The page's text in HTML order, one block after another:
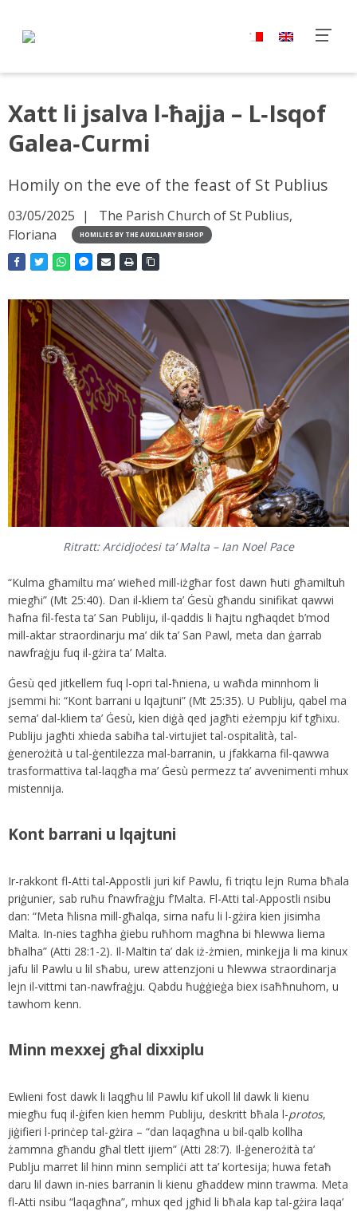
Xatt li jsalva l-ħajja – L‑Isqof
Galea‑Curmi
Homily on the eve of the feast of St Publius
03/05/2025
The Parish Church of St Publius,
Floriana
HOMILIES BY THE AUXILIARY BISHOP
Ritratt: Arċidjoċesi ta’ Malta – Ian Noel Pace
“Kulma għamiltu ma’ wieħed mill-iżgħar fost dawn ħuti għamiltuh
miegħi” (Mt 25:40). Dan il-kliem ta’ Ġesù għandu sinifikat qawwi
ħafna fil-festa ta’ San Publiju, il-qaddis li ħajtu ngħaqdet b’mod
mill-aktar straordinarju ma’ dik ta’ San Pawl, meta dan ġarrab
nawfraġju fuq il-gżira ta’ Malta.
Ġesù qed jitkellem fuq l-opri tal-ħniena, u waħda minnhom li
jsemmi hi: “Kont barrani u lqajtuni” (Mt 25:35). U Publiju, qabel ma
sema’ dal-kliem ta’ Ġesù, kien diġà qed jagħti eżempju kif tgħixu.
Publiju jagħti xhieda sabiħa tal-virtujiet tal-ospitalità, tal-
ġenerożità u tal-ġentilezza mal-barranin, u jfakkarna fil-qawwa
trasformattiva tal-laqgħa ma’ Ġesù permezz ta’ avvenimenti mhux
mistennija.
Kont barrani u lqajtuni
Ir-rakkont fl-Atti tal-Appostli juri kif Pawlu, fi triqtu lejn Ruma bħala
priġunier, sab ruħu f’nawfraġju f’Malta. Fl-Atti tal-Appostli nsibu
dan: “Meta ħlisna mill-għalqa, sirna nafu li l-gżira kien jisimha
Malta. In-nies tagħha ġiebu ruħhom magħna bi ħlewwa liema
bħalha” (Atti 28:1-2). Il-Maltin ta’ dak iż-żmien, minkejja li ma kinux
jafu lil Pawlu u lil sħabu, urew attenzjoni u ħlewwa straordinarja
lejn il-vittmi tan-nawfraġju. Qabdu ħuġġieġa biex isaħħnuhom, u
tawhom kenn.
Minn mexxej għal dixxiplu
Ewlieni fost dawk li laqgħu lil Pawlu kif ukoll lil dawk li kienu
miegħu fuq il-ġifen kien hemm Publiju, deskritt bħala l-protos,
jiġifieri l-prinċep tal-gżira – “dan laqagħna u bil-qalb kollha
żammna għandu għal tlett ijiem” (Atti 28:7). Il-ġenerożità ta’
Publju marret lil hinn minn sempliċi att ta’ kortesija; huwa fetaħ
daru lil dawn in-nies barranin li kienu għaddew minn trawma. Meta
fl-Atti nsibu “laqagħna”, mhux qed jgħid li bħala kap tal-gżira laqa’